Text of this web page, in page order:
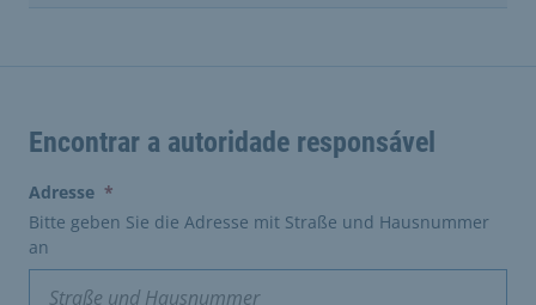
Encontrar a autoridade responsável
Adresse *
Bitte geben Sie die Adresse mit Straße und Hausnummer
an